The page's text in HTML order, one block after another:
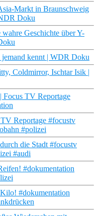
Markt in Braunschweig
Doku
Geschichte über Y-
jemand kennt | WDR Doku
Coldmirror, Ischtar Isik |
Focus TV Reportage
Reportage #focustv
#polizei
die Stadt #focustv
#audi
#dokumentation
#dokumentation